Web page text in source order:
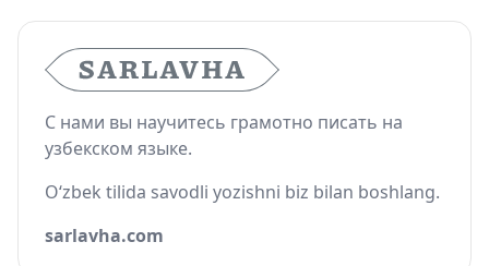
С нами вы научитесь грамотно писать на
узбекском языке.
O‘zbek tilida savodli yozishni biz bilan boshlang.
sarlavha.com